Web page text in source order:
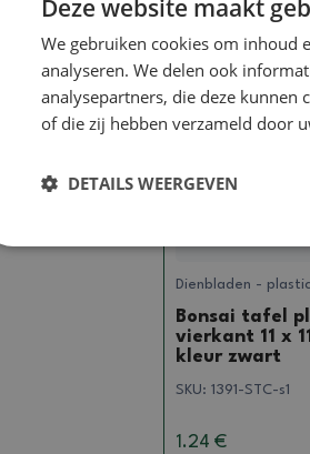
Dienbladen - plastic
Bonsai tafel
vierkant 11 x
kleur zwart
SKU: 1391-STC-s1
1.24 €
Deze website maakt
We gebruiken cookies om inhoud
analyseren. We delen ook
analysepartners, die deze
of die zij hebben verzameld door
DETAILS WEERGEVEN